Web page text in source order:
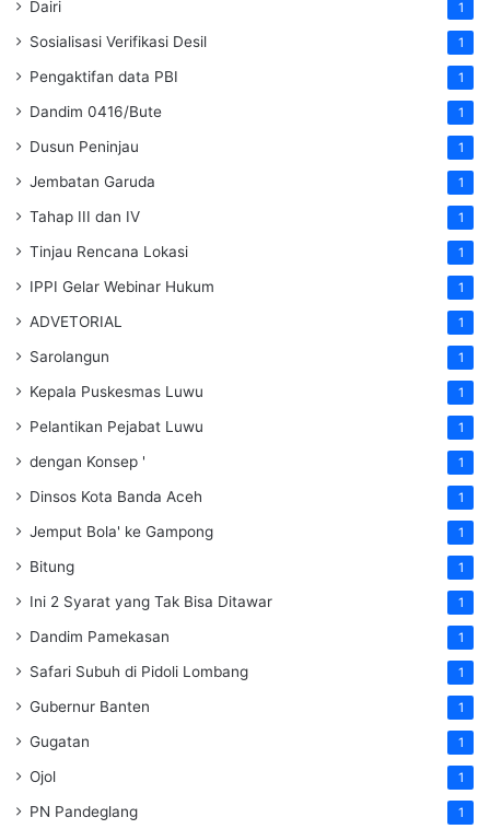
Dairi 1
Sosialisasi Verifikasi Desil 1
Pengaktifan data PBI 1
Dandim 0416/Bute 1
Dusun Peninjau 1
Jembatan Garuda 1
Tahap III dan IV 1
Tinjau Rencana Lokasi 1
IPPI Gelar Webinar Hukum 1
ADVETORIAL 1
Sarolangun 1
Kepala Puskesmas Luwu 1
Pelantikan Pejabat Luwu 1
dengan Konsep ' 1
Dinsos Kota Banda Aceh 1
Jemput Bola' ke Gampong 1
Bitung 1
Ini 2 Syarat yang Tak Bisa Ditawar 1
Dandim Pamekasan 1
Safari Subuh di Pidoli Lombang 1
Gubernur Banten 1
Gugatan 1
Ojol 1
PN Pandeglang 1